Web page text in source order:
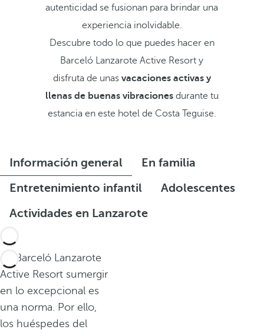
autenticidad se fusionan para brindar una
experiencia inolvidable.
Descubre todo lo que puedes hacer en
Barceló Lanzarote Active Resort y
disfruta de unas vacaciones activas y
llenas de buenas vibracionesdurante tu
estancia en este hotel de Costa Teguise.
Información general
En familia
Entretenimiento infantil
Adolescentes
Actividades en Lanzarote
En Barceló Lanzarote
Active Resort sumergir
en lo excepcional es
una norma. Por ello,
los huéspedes del